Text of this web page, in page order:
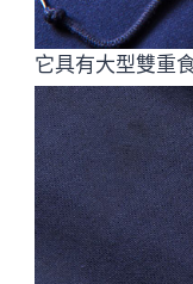
它具有大型雙重